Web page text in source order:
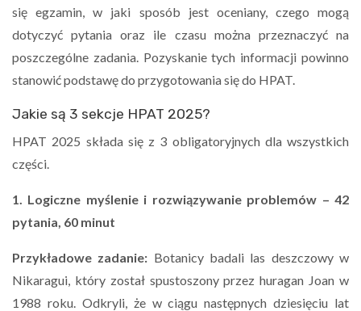
się egzamin, w jaki sposób jest oceniany, czego mogą
dotyczyć pytania oraz ile czasu można przeznaczyć na
poszczególne zadania. Pozyskanie tych informacji powinno
stanowić podstawę do przygotowania się do HPAT.
Jakie są 3 sekcje HPAT 2025?
HPAT 2025 składa się z 3 obligatoryjnych dla wszystkich
części.
1. Logiczne myślenie i rozwiązywanie problemów – 42
pytania, 60 minut
Przykładowe zadanie: Botanicy badali las deszczowy w
Nikaragui, który został spustoszony przez huragan Joan w
1988 roku. Odkryli, że w ciągu następnych dziesięciu lat